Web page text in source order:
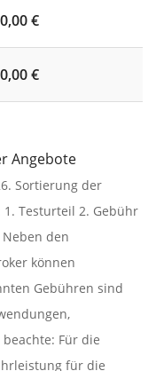
0,00 €
0,00 €
Angebote
Sortierung der
Testurteil 2. Gebühr
Neben den
können
Gebühren sind
Für die
für die